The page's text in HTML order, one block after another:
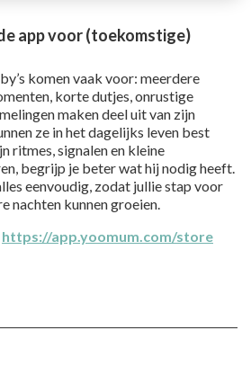
app voor (toekomstige)
komen vaak voor: meerdere
korte dutjes, onrustige
maken deel uit van zijn
ze in het dagelijks leven best
ritmes, signalen en kleine
begrijp je beter wat hij nodig heeft.
eenvoudig, zodat jullie stap voor
nachten kunnen groeien.
https://app.yoomum.com/store